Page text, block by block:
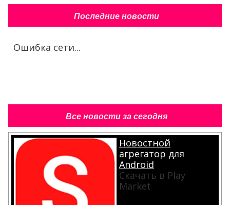
Последние новости
Ошибка сети...
Все новости за сегодня
Новостной
агрегатор для
Android
Скачать в Play
Market